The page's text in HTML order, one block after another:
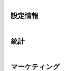
デバイスにすべて
意したことにな
設定の変更、同
「Cookie（クッキ
設定情報
統計
マーケティング
す。
＊1 予約時から60分間、
充電可能な機能。充